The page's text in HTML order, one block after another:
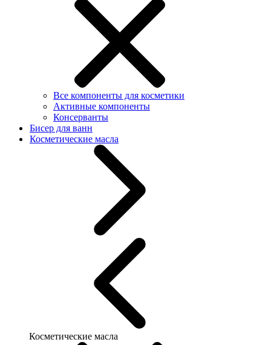
Все компоненты для косметики
Активные компоненты
Консерванты
Бисер для ванн
Косметические масла
Косметические масла